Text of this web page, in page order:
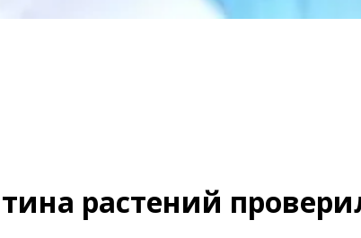
растений